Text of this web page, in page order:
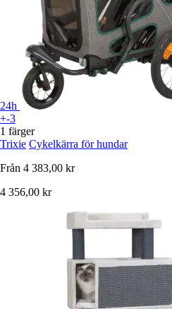
24h
+-3
1 färger
Trixie Cykelkärra för hundar
Från 4 383,00 kr
4 356,00 kr